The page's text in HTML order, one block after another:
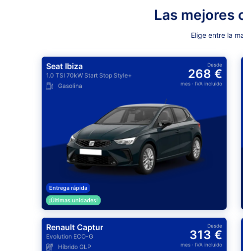
Las mejores
Elige entre la
Seat Ibiza
1.0 TSI 70kW Start Stop Style+
Gasolina
Desde
268 €
mes· IVA incluido
Entrega rápida
¡Últimas unidades!
Renault Captur
Evolution ECO-G
Híbrido GLP
Desde
313 €
mes· IVA incluido